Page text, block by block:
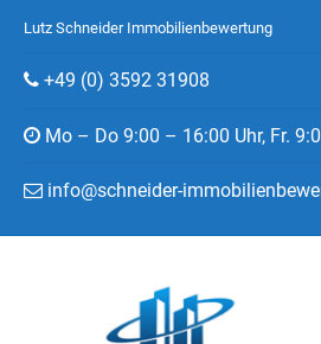
Lutz Schneider Immobilienbewertung
+49 (0) 3592 31908
Mo – Do 9:00 – 16:00 Uhr, Fr.
info@schneider-